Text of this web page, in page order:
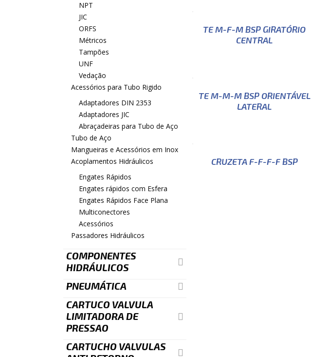
NPT
JIC
ORFS
Métricos
Tampões
UNF
Vedação
Acessórios para Tubo Rigido
Adaptadores DIN 2353
Adaptadores JIC
Abraçadeiras para Tubo de Aço
Tubo de Aço
Mangueiras e Acessórios em Inox
Acoplamentos Hidráulicos
Engates Rápidos
Engates rápidos com Esfera
Engates Rápidos Face Plana
Multiconectores
Acessórios
Passadores Hidráulicos
COMPONENTES
HIDRÁULICOS
PNEUMÁTICA
CARTUCO VALVULA
LIMITADORA DE
PRESSAO
CARTUCHO VALVULAS
TE M-F-M BSP GIRATÓRIO
CENTRAL
TE M-M-M BSP ORIENTÁVEL
LATERAL
CRUZETA F-F-F-F BSP